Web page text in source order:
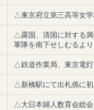
△東京府立第三高等女
△露国、清国に対する
軍隊を南下せしむるよ
△鉄道作業局、東京電
△新橋駅にて出札係に
△大日本婦人数育会総